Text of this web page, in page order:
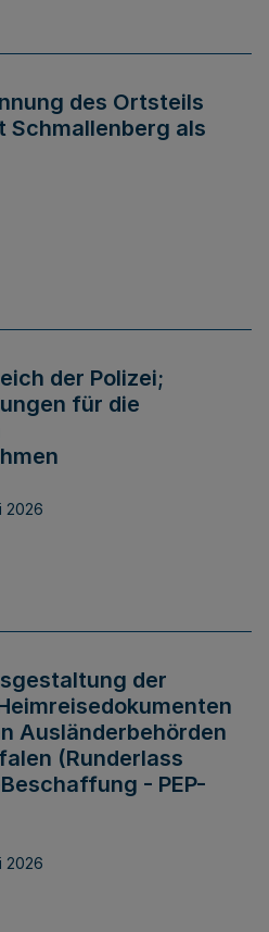
des Ortsteils
Schmallenberg als
der Polizei;
für die
2026
der
Ausländerbehörden
(Runderlass
- PEP-
2026